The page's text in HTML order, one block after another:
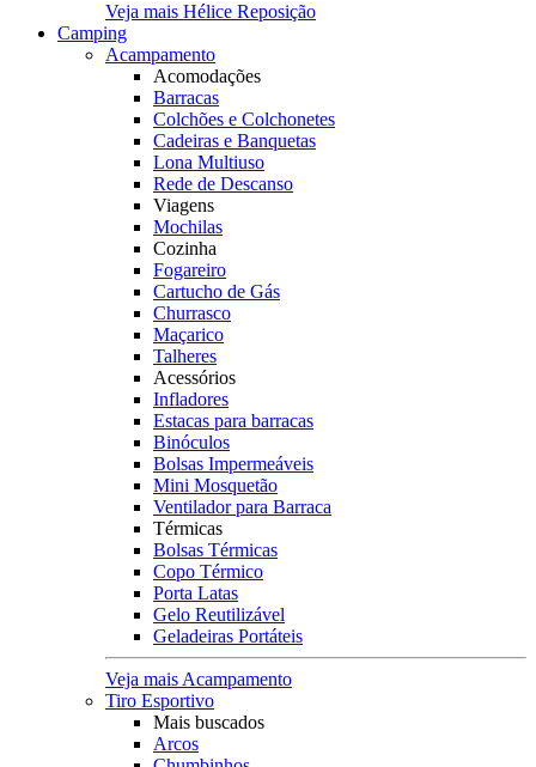
Veja mais Hélice Reposição
Camping
Acampamento
Acomodações
Barracas
Colchões e Colchonetes
Cadeiras e Banquetas
Lona Multiuso
Rede de Descanso
Viagens
Mochilas
Cozinha
Fogareiro
Cartucho de Gás
Churrasco
Maçarico
Talheres
Acessórios
Infladores
Estacas para barracas
Binóculos
Bolsas Impermeáveis
Mini Mosquetão
Ventilador para Barraca
Térmicas
Bolsas Térmicas
Copo Térmico
Porta Latas
Gelo Reutilizável
Geladeiras Portáteis
Veja mais Acampamento
Tiro Esportivo
Mais buscados
Arcos